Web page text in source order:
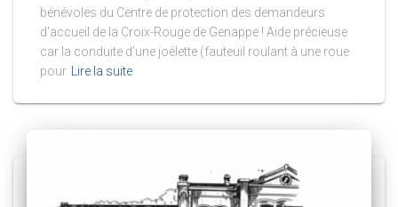
bénévoles du Centre de protection des demandeurs
d’accueil de la Croix-Rouge de Genappe ! Aide précieuse
car la conduite d’une joëlette (fauteuil roulant à une roue
pour
Lire la suite